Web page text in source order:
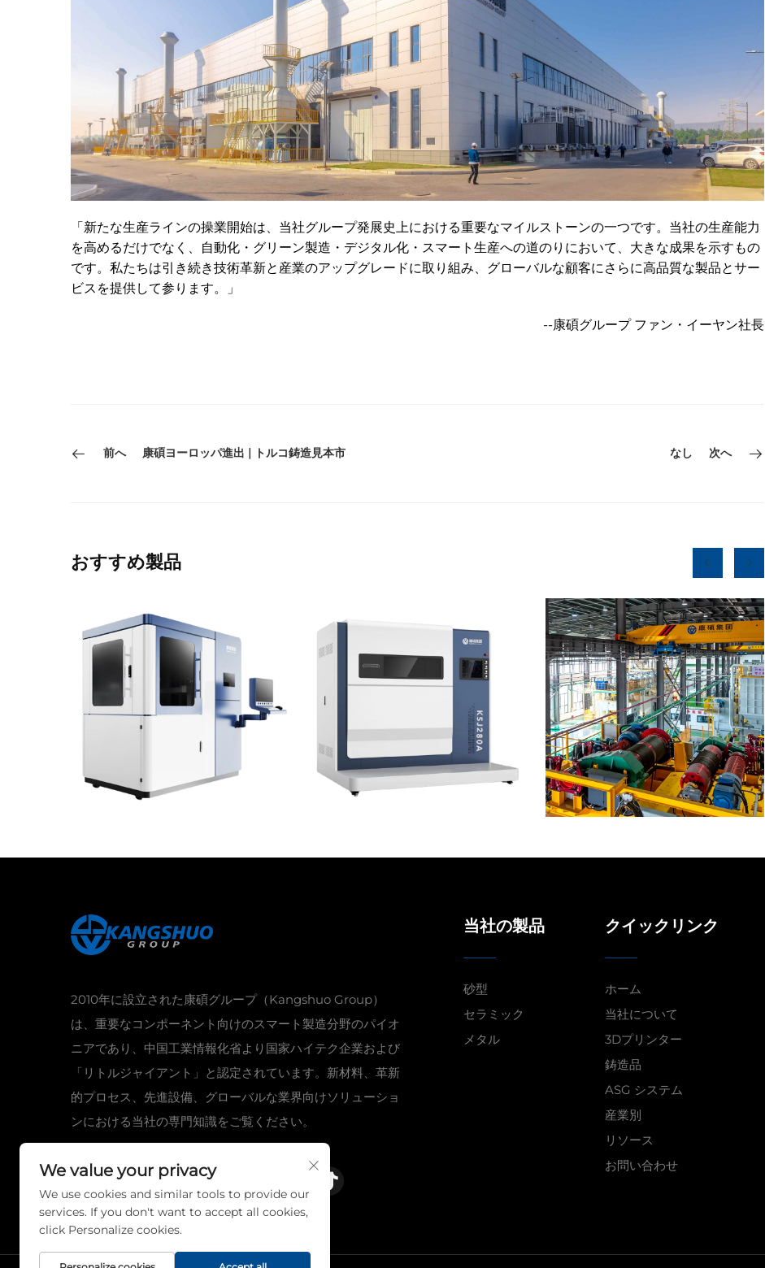
「新たな生産ラインの操業開始は、当社グループ発展史上における重要なマイルストーンの一つです。当社の生産能力
を高めるだけでなく、自動化・グリーン製造・デジタル化・スマート生産への道のりにおいて、大きな成果を示すもの
です。私たちは引き続き技術革新と産業のアップグレードに取り組み、グローバルな顧客にさらに高品質な製品とサー
ビスを提供して参ります。」
--康碩グループ ファン・イーヤン社長
前へ 康碩ヨーロッパ進出 | トルコ鋳造見本市 なし 次へ
おすすめ製品
2010年に設立された康碩グループ（Kangshuo Group）
は、重要なコンポーネント向けのスマート製造分野のパイオ
ニアであり、中国工業情報化省より国家ハイテク企業および
「リトルジャイアント」と認定されています。新材料、革新
的プロセス、先進設備、グローバルな業界向けソリューショ
ンにおける当社の専門知識をご覧ください。
当社の製品
砂型
セラミック
メタル
クイックリンク
ホーム
当社について
3Dプリンター
鋳造品
ASG システム
産業別
リソース
お問い合わせ
We value your privacy
We use cookies and similar tools to provide our
services. If you don't want to accept all cookies,
click Personalize cookies.